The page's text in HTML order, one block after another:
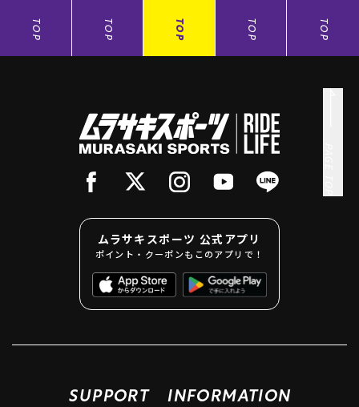
TOP TOP TOP TOP TOP
ムラサキスポーツ 公式アプリ
ポイント・クーポンもこのアプリで！
SUPPORT INFORMATION